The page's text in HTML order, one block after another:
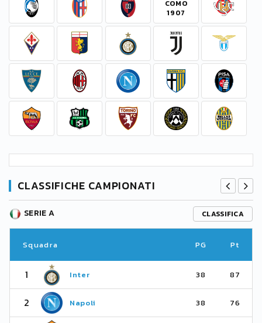
CLASSIFICHE CAMPIONATI
SERIE A CLASSIFICA
Squadra PG Pt
1 Inter 38 87
2 Napoli 38 76